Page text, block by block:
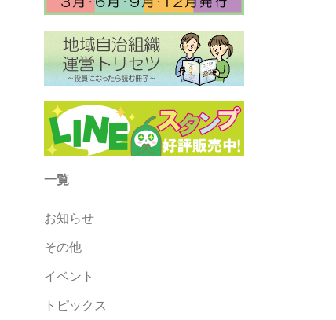
一覧
お知らせ
その他
イベント
トピックス